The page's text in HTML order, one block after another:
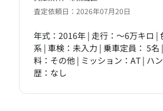
査定依頼日：2026年07月20日
年式：2016年 | 走行：～6万キロ |
系 | 車検：未入力 | 乗車定員： 5名
料：その他 | ミッション：AT | ハ
歴：なし